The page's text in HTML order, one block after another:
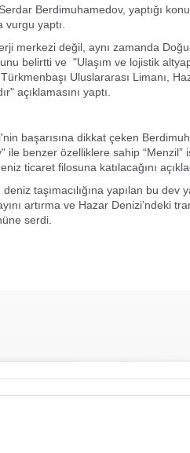
Berdimuhamedov, yaptığı
yaptı.
merkezi değil, aynı zamanda
belirtti ve "Ulaşım ve lojistik
Uluslararası Limanı,
açıklamasını yaptı.
başarısına dikkat çeken
ile benzer özelliklere sahip “Menzil”
ticaret filosuna katılacağını
taşımacılığına yapılan bu dev
artırma ve Hazar Denizi’ndeki
serdi.